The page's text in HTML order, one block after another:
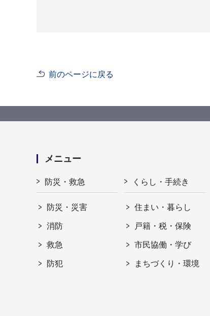
前のページに戻る
メニュー
防災・救急
防災・災害
消防
救急
防犯
くらし・手続き
住まい・暮らし
戸籍・税・保険
市民協働・学び
まちづくり・環境